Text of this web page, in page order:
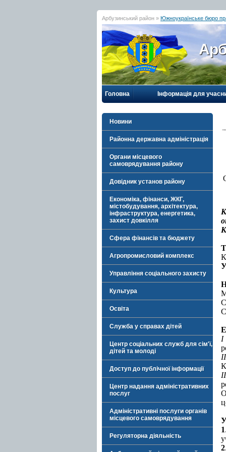
Арбузинський район » Южноукраїнське бюро
Головна Інформація для
Новини
Районна державна адміністрація
Органи місцевого
самоврядування району
Довідник установ району
Економіка, фінанси, ЖКГ,
містобудування, архітектура,
інфраструктура, енергетика,
захист довкілля
Сфера фінансів та бюджету
Агропромисловий комплекс
Управління соціального захисту
Культура
Освіта
Служба у справах дітей
Центр соціальних служб для сім'ї,
дітей та молоді
Доступ до публічної інформації
Центр надання адміністративних
послуг
Адміністративні послуги органів
місцевого самоврядування
Регуляторна діяльність
I
1
2